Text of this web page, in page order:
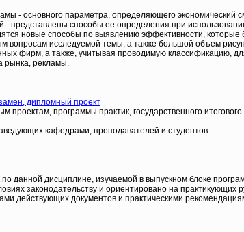
- основного параметра, определяющего экономический
способы ее определения при
новые способы по выявлению эффективности,
вопросам исследуемой темы, а также большой объем
фирм, а также, учитывая проводимую классификацию,
рынка, рекламы.
дипломный проект
проектам, программы практик, государственного
кафедрами, преподавателей и студентов.
данной дисциплине, изучаемой в выпускном блоке
законодательству и ориентировано на
действующих документов и практическими